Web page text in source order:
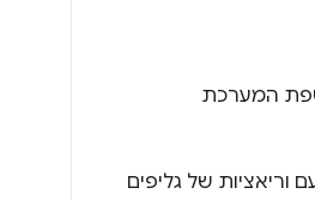
המערכת
וריאציות של גליפים